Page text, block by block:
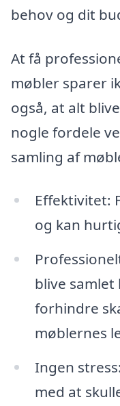
behov og dit
At få
møbler sparer
også, at alt
nogle fordele
samling af
Effektivitet:
og kan
blive
forhindre
møblernes
Ingen
med at